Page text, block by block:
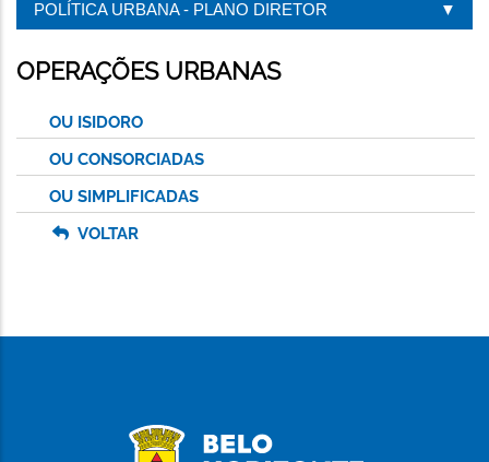
POLÍTICA URBANA - PLANO DIRETOR
OPERAÇÕES URBANAS
OU ISIDORO
OU CONSORCIADAS
OU SIMPLIFICADAS
VOLTAR